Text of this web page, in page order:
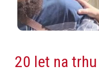
20 let na trhu